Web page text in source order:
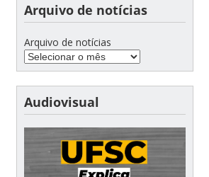
Arquivo de notícias
Arquivo de notícias
Audiovisual